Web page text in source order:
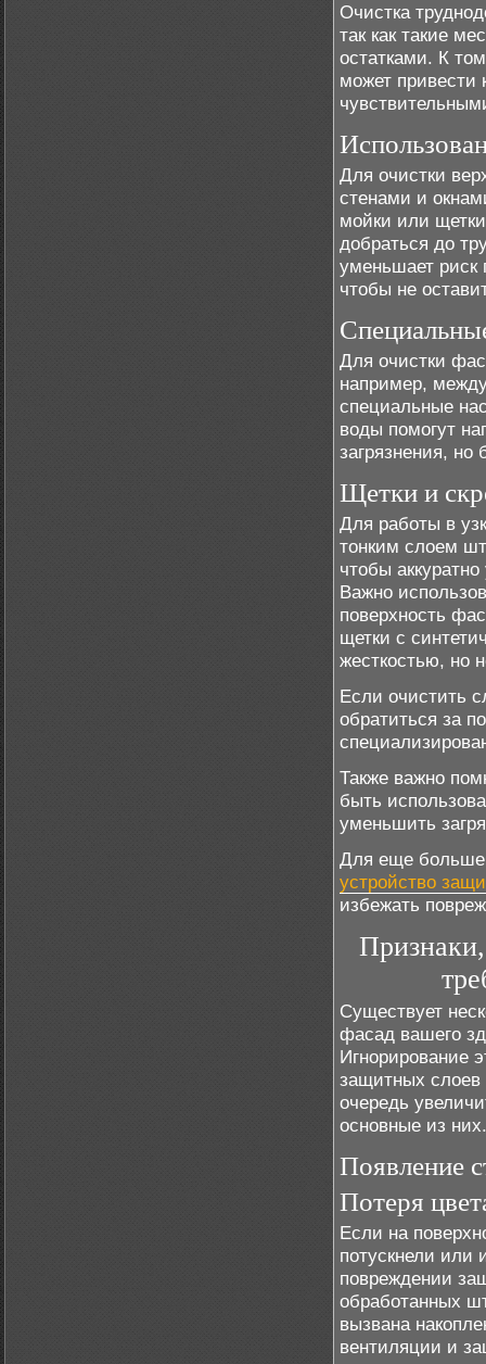
Очистка
так как такие
остатками. К
может привести
Для очистки
стенами и
мойки или
добраться до
уменьшает
чтобы не
Для очистки
например,
специальные
воды помогут
загрязнения, но
Щетки и
Для работы в
тонким слоем
чтобы
Важно
поверхность
щетки с
жесткостью, но
Если очистить
обратиться за
Также важно
быть
уменьшить
Для еще
устройство
избежать
Существует
фасад вашего
Игнорирование
защитных
очередь
основные из них.
Появление
Потеря
Если на
потускнели или
повреждении
обработанных
вызвана
вентиляции и